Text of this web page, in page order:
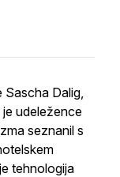
Sascha Dalig,
udeležence
seznanil s
tehnologija